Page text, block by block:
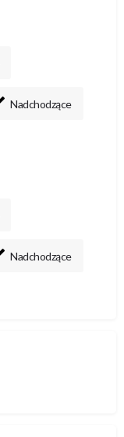
Nadchodzące
Nadchodzące